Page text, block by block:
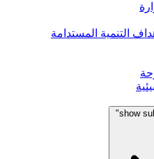
التنمية المستدامة
show